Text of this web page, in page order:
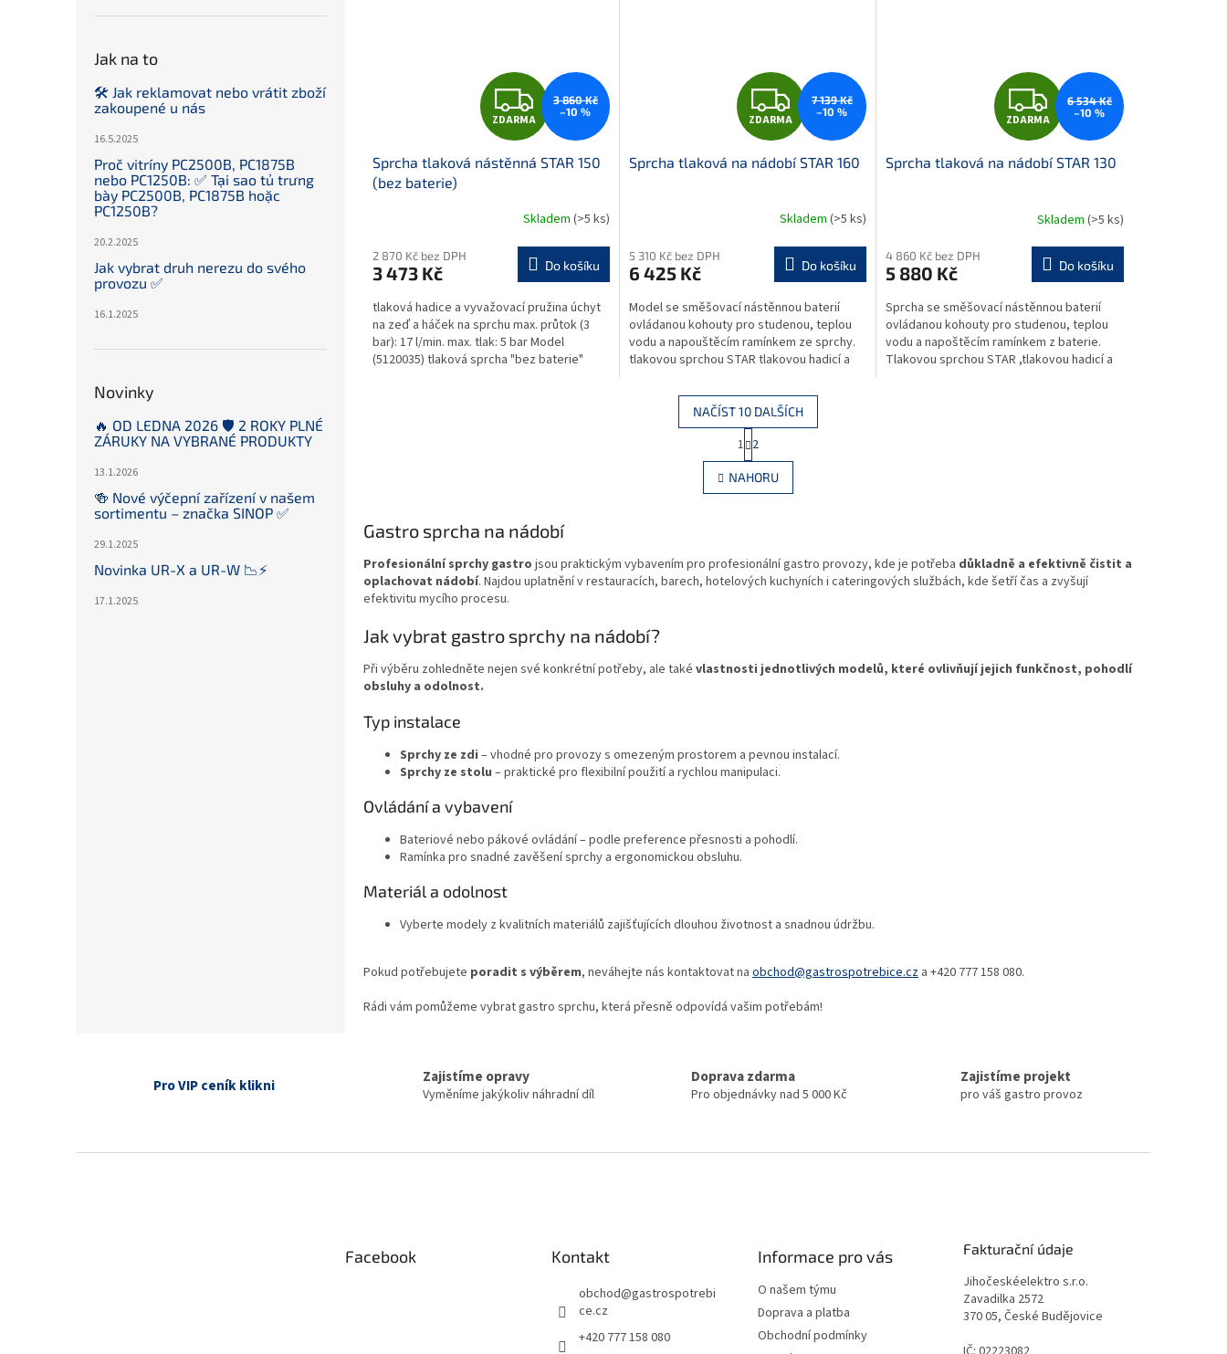
Jak na to
🛠️ Jak reklamovat nebo vrátit zboží
zakoupené u nás
16.5.2025
Proč vitríny PC2500B, PC1875B
nebo PC1250B: ✅ Tại sao tủ trưng
bày PC2500B, PC1875B hoặc
PC1250B?
20.2.2025
Jak vybrat druh nerezu do svého
provozu ✅
16.1.2025
Novinky
🔥 OD LEDNA 2026 🛡️ 2 ROKY PLNÉ
ZÁRUKY NA VYBRANÉ PRODUKTY
13.1.2026
🍻 Nové výčepní zařízení v našem
sortimentu – značka SINOP ✅
29.1.2025
Novinka UR-X a UR-W 📉⚡️
17.1.2025
Z
D
A
R
M
A
ZDARMA
3 860 Kč
–10 %
Sprcha tlaková nástěnná STAR 150
(bez baterie)
Skladem (>5 ks)
2 870 Kč bez DPH
3 473 Kč Do košíku
tlaková hadice a vyvažovací pružina úchyt
na zeď a háček na sprchu max. průtok (3
bar): 17 l/min. max. tlak: 5 bar Model
(5120035) tlaková sprcha "bez baterie"
Z
D
A
R
M
A
ZDARMA
7 139 Kč
–10 %
Sprcha tlaková na nádobí STAR 160
Skladem (>5 ks)
5 310 Kč bez DPH
6 425 Kč Do košíku
Model se směšovací nástěnnou baterií
ovládanou kohouty pro studenou, teplou
vodu a napouštěcím ramínkem ze sprchy.
tlakovou sprchou STAR tlakovou hadicí a
Z
D
A
R
M
A
ZDARMA
6 534 Kč
–10 %
Sprcha tlaková na nádobí STAR 130
Skladem (>5 ks)
4 860 Kč bez DPH
5 880 Kč Do košíku
Sprcha se směšovací nástěnnou baterií
ovládanou kohouty pro studenou, teplou
vodu a napoštěcím ramínkem z baterie.
Tlakovou sprchou STAR ,tlakovou hadicí a
O
v
l
c
í
p
y
v
u
NAČÍST 10 DALŠÍCH
t
r
á
n
á
n
í
1 2
NAHORU
Gastro sprcha na nádobí
Profesionální sprchy gastro jsou praktickým vybavením pro profesionální gastro provozy, kde je potřeba důkladně a efektivně čistit a
oplachovat nádobí. Najdou uplatnění v restauracích, barech, hotelových kuchyních i cateringových službách, kde šetří čas a zvyšují
efektivitu mycího procesu.
Jak vybrat gastro sprchy na nádobí?
Při výběru zohledněte nejen své konkrétní potřeby, ale také vlastnosti jednotlivých modelů, které ovlivňují jejich funkčnost, pohodlí
obsluhy a odolnost.
Typ instalace
Sprchy ze zdi – vhodné pro provozy s omezeným prostorem a pevnou instalací.
Sprchy ze stolu – praktické pro flexibilní použití a rychlou manipulaci.
Ovládání a vybavení
Bateriové nebo pákové ovládání – podle preference přesnosti a pohodlí.
Ramínka pro snadné zavěšení sprchy a ergonomickou obsluhu.
Materiál a odolnost
Vyberte modely z kvalitních materiálů zajišťujících dlouhou životnost a snadnou údržbu.
Pokud potřebujete poradit s výběrem, neváhejte nás kontaktovat na obchod@gastrospotrebice.cz a +420 777 158 080.
Rádi vám pomůžeme vybrat gastro sprchu, která přesně odpovídá vašim potřebám!
Pro VIP ceník klikni Zajistíme opravy
Vyměníme jakýkoliv náhradní díl
Doprava zdarma
Pro objednávky nad 5 000 Kč
Zajistíme projekt
pro váš gastro provoz
Facebook Kontakt
obchod@gastrospotrebi
ce.cz
+420 777 158 080
Informace pro vás
O našem týmu
Doprava a platba
Obchodní podmínky
Fakturační údaje
Jihočeskéelektro s.r.o.
Zavadilka 2572
370 05, České Budějovice